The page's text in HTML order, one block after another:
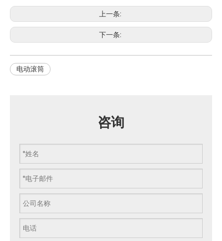
上一条:
下一条:
电动滚筒
咨询